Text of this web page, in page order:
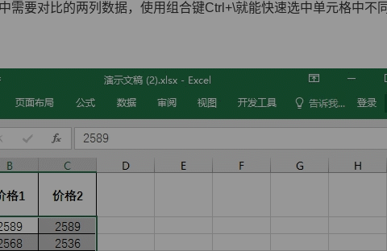
需要对比的两列数据，使用组合键Ctrl+\就能快速选中单元格中不